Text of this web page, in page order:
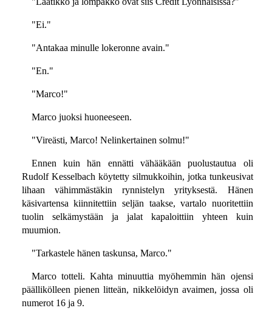
"Ei."
"Antakaa minulle lokeronne avain."
"En."
"Marco!"
Marco juoksi huoneeseen.
"Vireästi, Marco! Nelinkertainen solmu!"
Ennen kuin hän ennätti vähääkään puolustautua oli
Rudolf Kesselbach köytetty silmukkoihin, jotka tunkeusivat
lihaan vähimmästäkin rynnistelyn yrityksestä. Hänen
käsivartensa kiinnitettiin seljän taakse, vartalo nuoritettiin
tuolin selkämystään ja jalat kapaloittiin yhteen kuin
muumion.
"Tarkastele hänen taskunsa, Marco."
Marco totteli. Kahta minuuttia myöhemmin hän ojensi
päällikölleen pienen litteän, nikkelöidyn avaimen, jossa oli
numerot 16 ja 9.